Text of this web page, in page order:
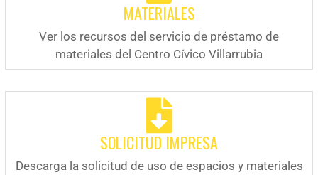
MATERIALES
Ver los recursos del servicio de préstamo de
materiales del Centro Cívico Villarrubia
SOLICITUD IMPRESA
Descarga la solicitud de uso de espacios y materiales